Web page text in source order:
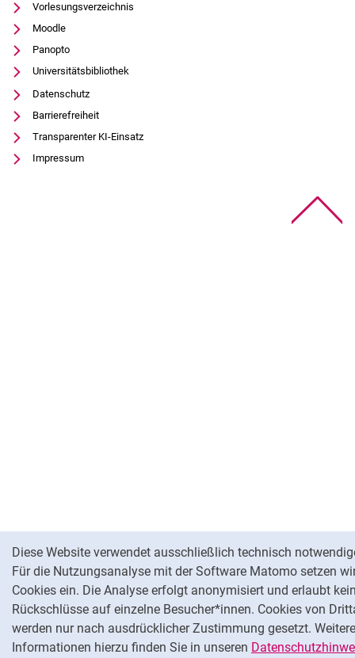
Diese Website verwendet ausschließlich technisch
Für die Nutzungsanalyse mit der Software Matomo setzen
Cookies ein. Die Analyse erfolgt anonymisiert und erlaubt
Rückschlüsse auf einzelne Besucher*innen. Cookies von
werden nur nach ausdrücklicher Zustimmung gesetzt. Weitere
Informationen hierzu finden Sie in unseren
Vorlesungsverzeichnis
Moodle
Panopto
Universitätsbibliothek
Datenschutz
Barrierefreiheit
Transparenter KI-Einsatz
Impressum